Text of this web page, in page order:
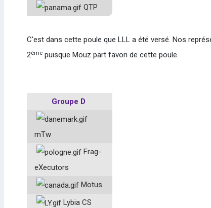
QTP
C'est dans cette poule que LLL a été versé. Nos
2èmepuisque Mouz part favori de cette poule.
Groupe D
mTw
Frag-
eXecutors
Motus
Lybia CS